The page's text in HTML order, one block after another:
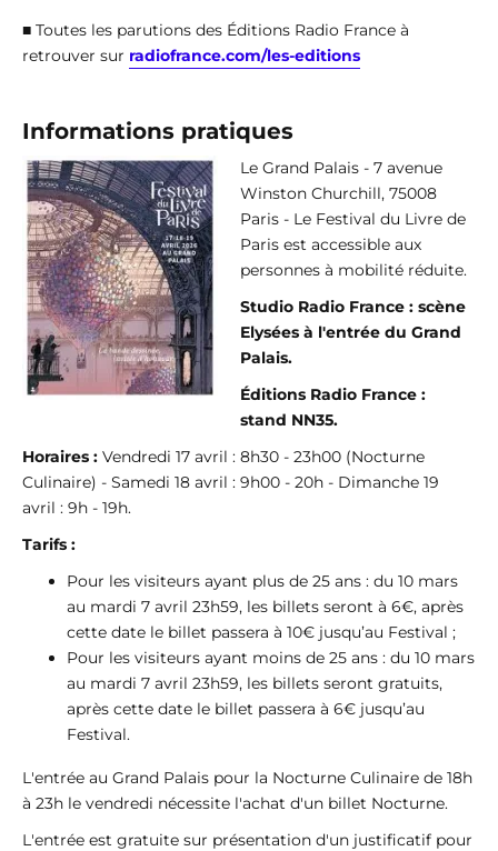
■ Toutes les parutions des Éditions Radio France à
retrouver sur radiofrance.com/les-editions
Informations pratiques
Le Grand Palais - 7 avenue
Winston Churchill, 75008
Paris - Le Festival du Livre de
Paris est accessible aux
personnes à mobilité réduite.
Studio Radio France : scène
Elysées à l'entrée du Grand
Palais.
Éditions Radio France :
stand NN35.
Horaires : Vendredi 17 avril : 8h30 - 23h00 (Nocturne
Culinaire) - Samedi 18 avril : 9h00 - 20h - Dimanche 19
avril : 9h - 19h.
Tarifs :
Pour les visiteurs ayant plus de 25 ans : du 10 mars
au mardi 7 avril 23h59, les billets seront à 6€, après
cette date le billet passera à 10€ jusqu’au Festival ;
Pour les visiteurs ayant moins de 25 ans : du 10 mars
au mardi 7 avril 23h59, les billets seront gratuits,
après cette date le billet passera à 6€ jusqu’au
Festival.
L'entrée au Grand Palais pour la Nocturne Culinaire de 18h
à 23h le vendredi nécessite l'achat d'un billet Nocturne.
L'entrée est gratuite sur présentation d'un justificatif pour